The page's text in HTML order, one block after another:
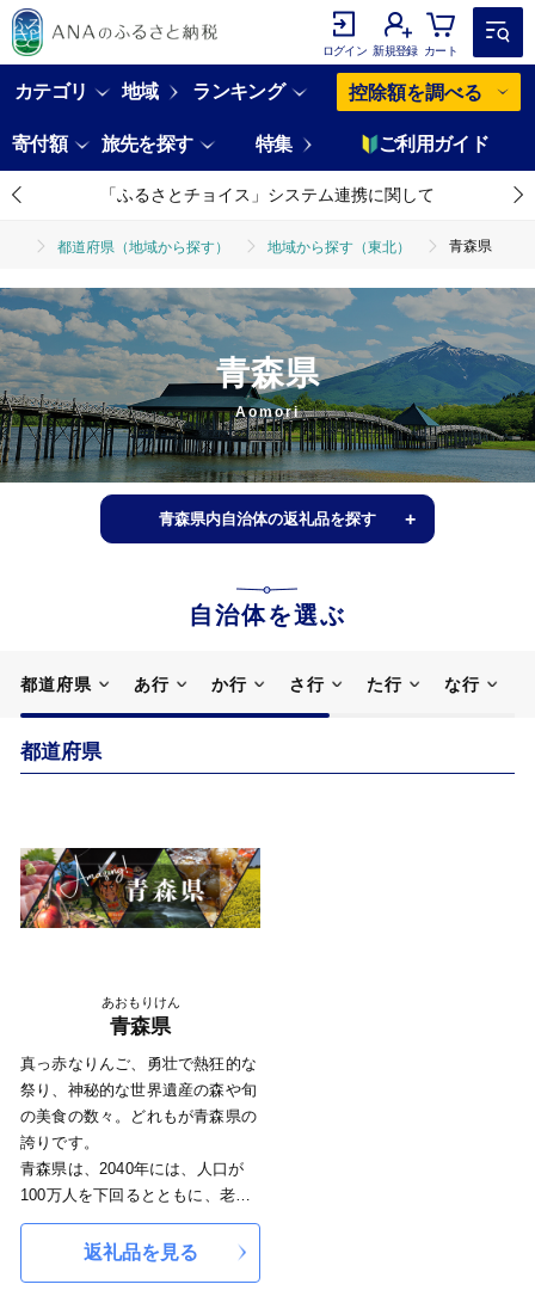
ログイン 新規登録 カート
カテゴリ 地域 ランキング 控除額を調べる
寄付額 旅先を探す 特集 ご利用ガイド
「ふるさとチョイス」システム連携に関して
都道府県（地域から探す） 地域から探す（東北） 青森県
青森県
Aomori
青森県内自治体の返礼品を探す
自治体を選ぶ
都道府県 あ行 か行 さ行 た行 な行
都道府県
あおもりけん
青森県
真っ赤なりんご、勇壮で熱狂的な
祭り、神秘的な世界遺産の森や旬
の美食の数々。どれもが青森県の
誇りです。
青森県は、2040年には、人口が
100万人を下回るとともに、老年
人口比率が40％を超えるなど、人
口構造の重要な局面を迎えます。
返礼品を見る